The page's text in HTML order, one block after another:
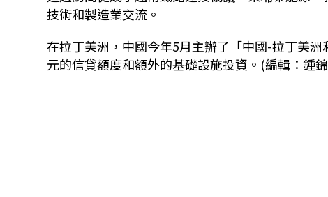
技術和製造業交流。
在拉丁美洲，中國今年5月主辦了「中國-拉丁美
元的信貸額度和額外的基礎設施投資。(編輯：鍾